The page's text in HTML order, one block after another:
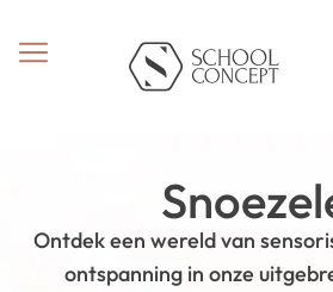
Ontdek een wereld van
ontspanning in onze